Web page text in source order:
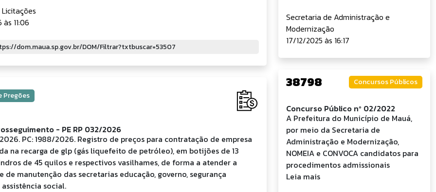
11:06
Pregões
- PE RP 032/2026
PC: 1988/2026. Registro de preços para contratação de empresa
na recarga de glp (gás liquefeito de petróleo), em botijões de 13
de 45 quilos e respectivos vasilhames, de forma a atender a
de manutenção das secretarias educação, governo, segurança
social.
Secretaria de Administração e
Modernização
17/12/2025 às 16:17
38798 Concursos Públicos
Concurso Público nº 02/2022
A Prefeitura do Município de Mauá,
por meio da Secretaria de
Administração e Modernização,
NOMEIA e CONVOCA candidatos para
procedimentos admissionais
Leia mais